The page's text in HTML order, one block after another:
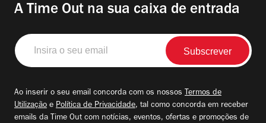
A Time Out na sua caixa de entrada
Insira
o
seu
Ao inserir o seu email concorda com os nossos Termos de
Utilização e Política de Privacidade, tal como concorda em receber
emails da Time Out com notícias, eventos, ofertas e promoções de